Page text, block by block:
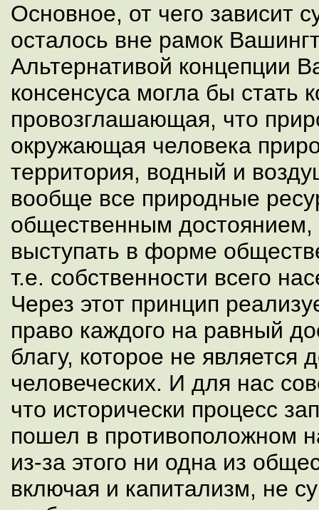
Основное, от чего зависит
осталось вне рамок
Альтернативой концепции
консенсуса могла бы стать
провозглашающая, что
окружающая человека
территория, водный и
вообще все природные
общественным
выступать в форме
т.е. собственности всего
Через этот принцип
право каждого на равный
благу, которое не является
человеческих. И для нас
что исторически процесс
пошел в противоположном
из-за этого ни одна из
включая и капитализм, не